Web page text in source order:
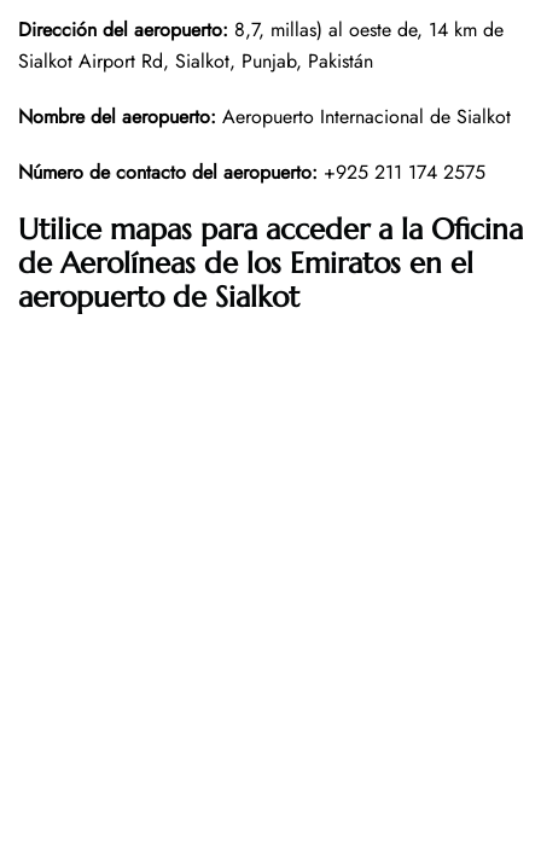
Dirección del aeropuerto: 8,7, millas) al oeste de, 14 km de
Sialkot Airport Rd, Sialkot, Punjab, Pakistán
Nombre del aeropuerto: Aeropuerto Internacional de Sialkot
Número de contacto del aeropuerto: +925 211 174 2575
Utilice mapas para acceder a la Oficina
de Aerolíneas de los Emiratos en el
aeropuerto de Sialkot